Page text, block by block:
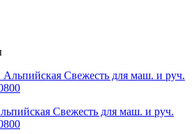
Свежесть для маш. и руч.